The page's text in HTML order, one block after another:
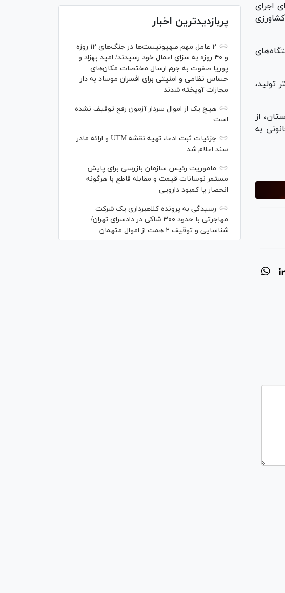
اجرای
دستگاه‌های
تولید،
از
به
پربازدیدترین اخبار
۲ عامل مهم صهیونیست‌ها در جنگ‌های ۱۲ روزه
و ۴۰ روزه به سزای اعمال خود رسیدند/ امید بهزاد و
پوریا صفوت به جرم ارسال مختصات مکان‌های
حساس نظامی و امنیتی برای افسران موساد به دار
مجازات آویخته شدند
هیچ یک از اموال سردار آزمون رفع توقیف نشده
است
جزئیات ثبت ادعا، تهیه نقشه UTM و ارائه مادر
سند اعلام شد
ماموریت رئیس سازمان بازرسی برای پایش
مستمر نوسانات قیمت و مقابله قاطع با هرگونه
انحصار یا کمبود دارویی
رسیدگی به پرونده کلاهبرداری یک شرکت
مهاجرتی با حدود ۳۰۰ شاکی در دادسرای تهران/
شناسایی و توقیف ۲ همت از اموال متهمان